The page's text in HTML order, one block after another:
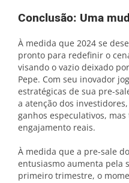
Conclusão: Uma
À medida que 2024 se
pronto para redefinir o
visando o vazio deixado
Pepe. Com seu inovador
estratégicas de sua pre-
a atenção dos
ganhos especulativos,
engajamento reais.
À medida que a pre-sale
entusiasmo aumenta pela
primeiro trimestre, o